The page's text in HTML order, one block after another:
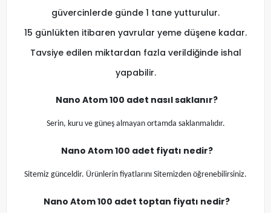
güvercinlerde günde 1 tane yutturulur.
15 günlükten itibaren yavrular yeme düşene kadar.
Tavsiye edilen miktardan fazla verildiğinde ishal
yapabilir.
Nano Atom100 adet nasıl saklanır?
Serin, kuru ve güneş almayan ortamda saklanmalıdır.
Nano Atom100 adet fiyatı nedir?
Sitemiz günceldir. Ürünlerin fiyatlarını Sitemizden öğrenebilirsiniz.
Nano Atom100 adet toptan fiyatı nedir?